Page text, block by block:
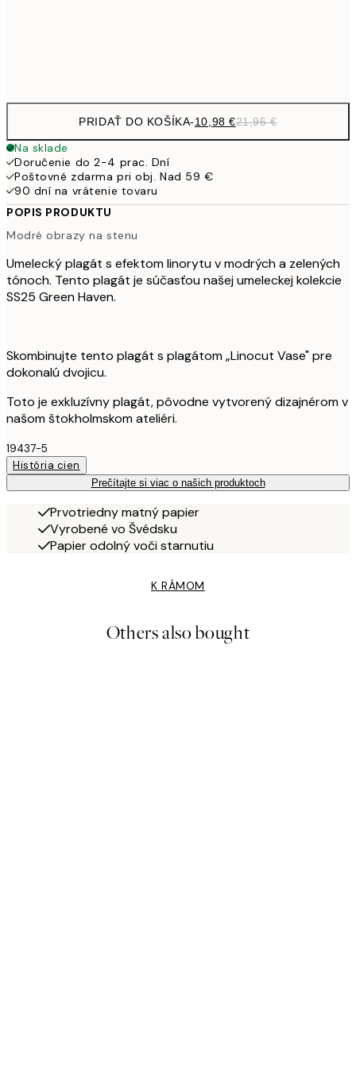
PRIDAŤ DO KOŠÍKA-10,98 €21,95 €
Na sklade
Doručenie do 2-4 prac. Dní
Poštovné zdarma pri obj. Nad 59 €
90 dní na vrátenie tovaru
POPIS PRODUKTU
Modré obrazy na stenu
Umelecký plagát s efektom linorytu v modrých a zelených
tónoch. Tento plagát je súčasťou našej umeleckej kolekcie
SS25 Green Haven.
Skombinujte tento plagát s plagátom „Linocut Vase" pre
dokonalú dvojicu.
Toto je exkluzívny plagát, pôvodne vytvorený dizajnérom v
našom štokholmskom ateliéri.
19437-5
História cien
Prečítajte si viac o našich produktoch
Prvotriedny matný papier
Vyrobené vo Švédsku
Papier odolný voči starnutiu
K RÁMOM
Others also bought